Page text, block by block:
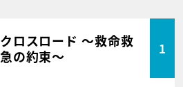
クロスロード ～救命救
急の約束～
1